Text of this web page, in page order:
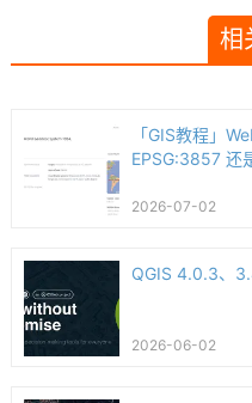
相
「GIS教程」
EPSG:3857 还
2026-07-02
QGIS 4.0.3、
2026-06-02